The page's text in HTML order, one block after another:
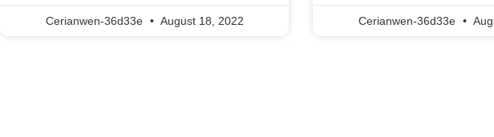
Cerianwen-36d33e August 18, 2022 Cerianwen-36d33e